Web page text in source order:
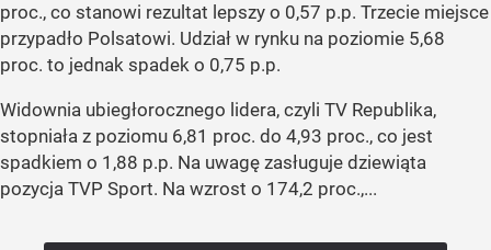
proc., co stanowi rezultat lepszy o 0,57 p.p. Trzecie miejsce
przypadło Polsatowi. Udział w rynku na poziomie 5,68
proc. to jednak spadek o 0,75 p.p.
Widownia ubiegłorocznego lidera, czyli TV Republika,
stopniała z poziomu 6,81 proc. do 4,93 proc., co jest
spadkiem o 1,88 p.p. Na uwagę zasługuje dziewiąta
pozycja TVP Sport. Na wzrost o 174,2 proc.,...